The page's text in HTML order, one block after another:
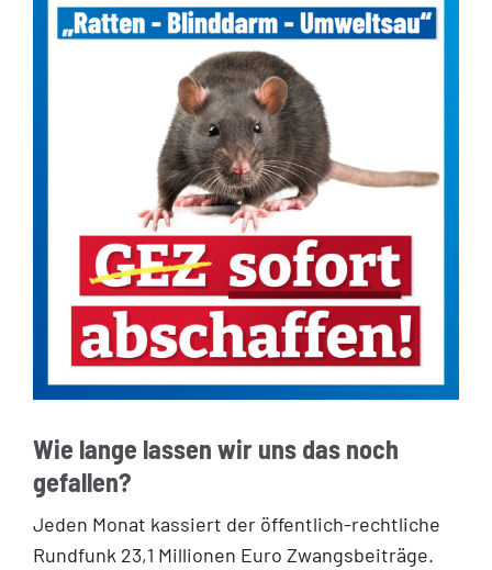
Wie lange lassen wir uns das noch
gefallen?
Jeden Monat kassiert der öffentlich-rechtliche
Rundfunk 23,1 Millionen Euro Zwangsbeiträge.